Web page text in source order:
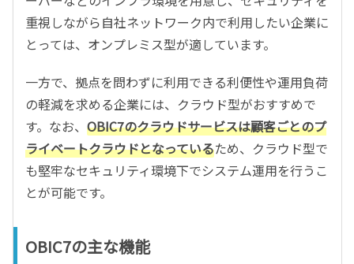
重視しながら自社ネットワーク内で利用したい企業に
とっては、オンプレミス型が適しています。
一方で、拠点を問わずに利用できる利便性や運用負荷
の軽減を求める企業には、クラウド型がおすすめで
す。なお、 OBIC7のクラウドサービスは顧客ごとのプ
ライベートクラウドとなっているため、クラウド型で
も堅牢なセキュリティ環境下でシステム運用を行うこ
とが可能です。
OBIC7の主な機能